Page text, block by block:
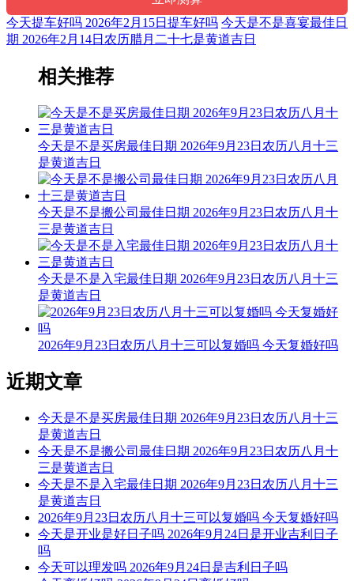
忌：日时相沖 诸事不宜
5时-7时 己卯时： 沖鸡 煞西 时沖癸酉 天贼 朱雀 进贵 大进
宜：求嗣 订婚 嫁娶 修造 入宅 开业 交易 安葬
7时-9时 庚辰时： 沖狗 煞南 时沖甲戍 地兵 三合 金匮 国印
宜：祈福 求嗣 订婚 嫁娶 出行 求财 开业 交易 安床 赴任
忌：修造 动土
9时-11时 辛巳时： 沖猪 煞东 时沖乙亥 刑合 天德 长生 宝光
宜：祭祀 祈福 斋醮 酬神 修造 作灶 求嗣 嫁娶 移徙 入宅 开业
交易
忌：赴任 出行
11时-13时 壬午时： 沖鼠 煞北 时沖丙子 白虎 路空 天官 福星
宜：求财 见贵 酬神
忌：白虎须用 麒麟符制 否则 诸事不宜 祭祀 祈福 斋醮 开光 赴
任 出行
13时-15时 癸未时： 沖牛 煞西 时沖丁丑 狗食 路空 玉堂 贵人
宜：修造 盖屋 移徙 安床 入宅 开业 开仓 出行 求财 见贵 订婚
忌：祭祀 祈福 斋醮 酬神
15时-17时 甲申时： 沖虎 煞南 时沖戊寅 天牢 大退 日禄 五符
宜：求财 见贵 订婚 嫁娶 入宅 开业 安葬
今天提车好吗 2026年2月15日提车好吗 今天是不是喜宴最佳日
期 2026年2月14日农历腊月二十七是黄道吉日
相关推荐
今天是不是买房最佳日期 2026年9月23日农历八月十三
是黄道吉日
今天是不是搬公司最佳日期 2026年9月23日农历八月十
三是黄道吉日
今天是不是入宅最佳日期 2026年9月23日农历八月十三
是黄道吉日
2026年9月23日农历八月十三可以复婚吗 今天复婚好吗
近期文章
今天是不是买房最佳日期 2026年9月23日农历八月十三
是黄道吉日
今天是不是搬公司最佳日期 2026年9月23日农历八月十
三是黄道吉日
今天是不是入宅最佳日期 2026年9月23日农历八月十三
是黄道吉日
2026年9月23日农历八月十三可以复婚吗 今天复婚好吗
今天是开业是好日子吗 2026年9月24日是开业吉利日子
吗
今天可以理发吗 2026年9月24日是吉利日子吗